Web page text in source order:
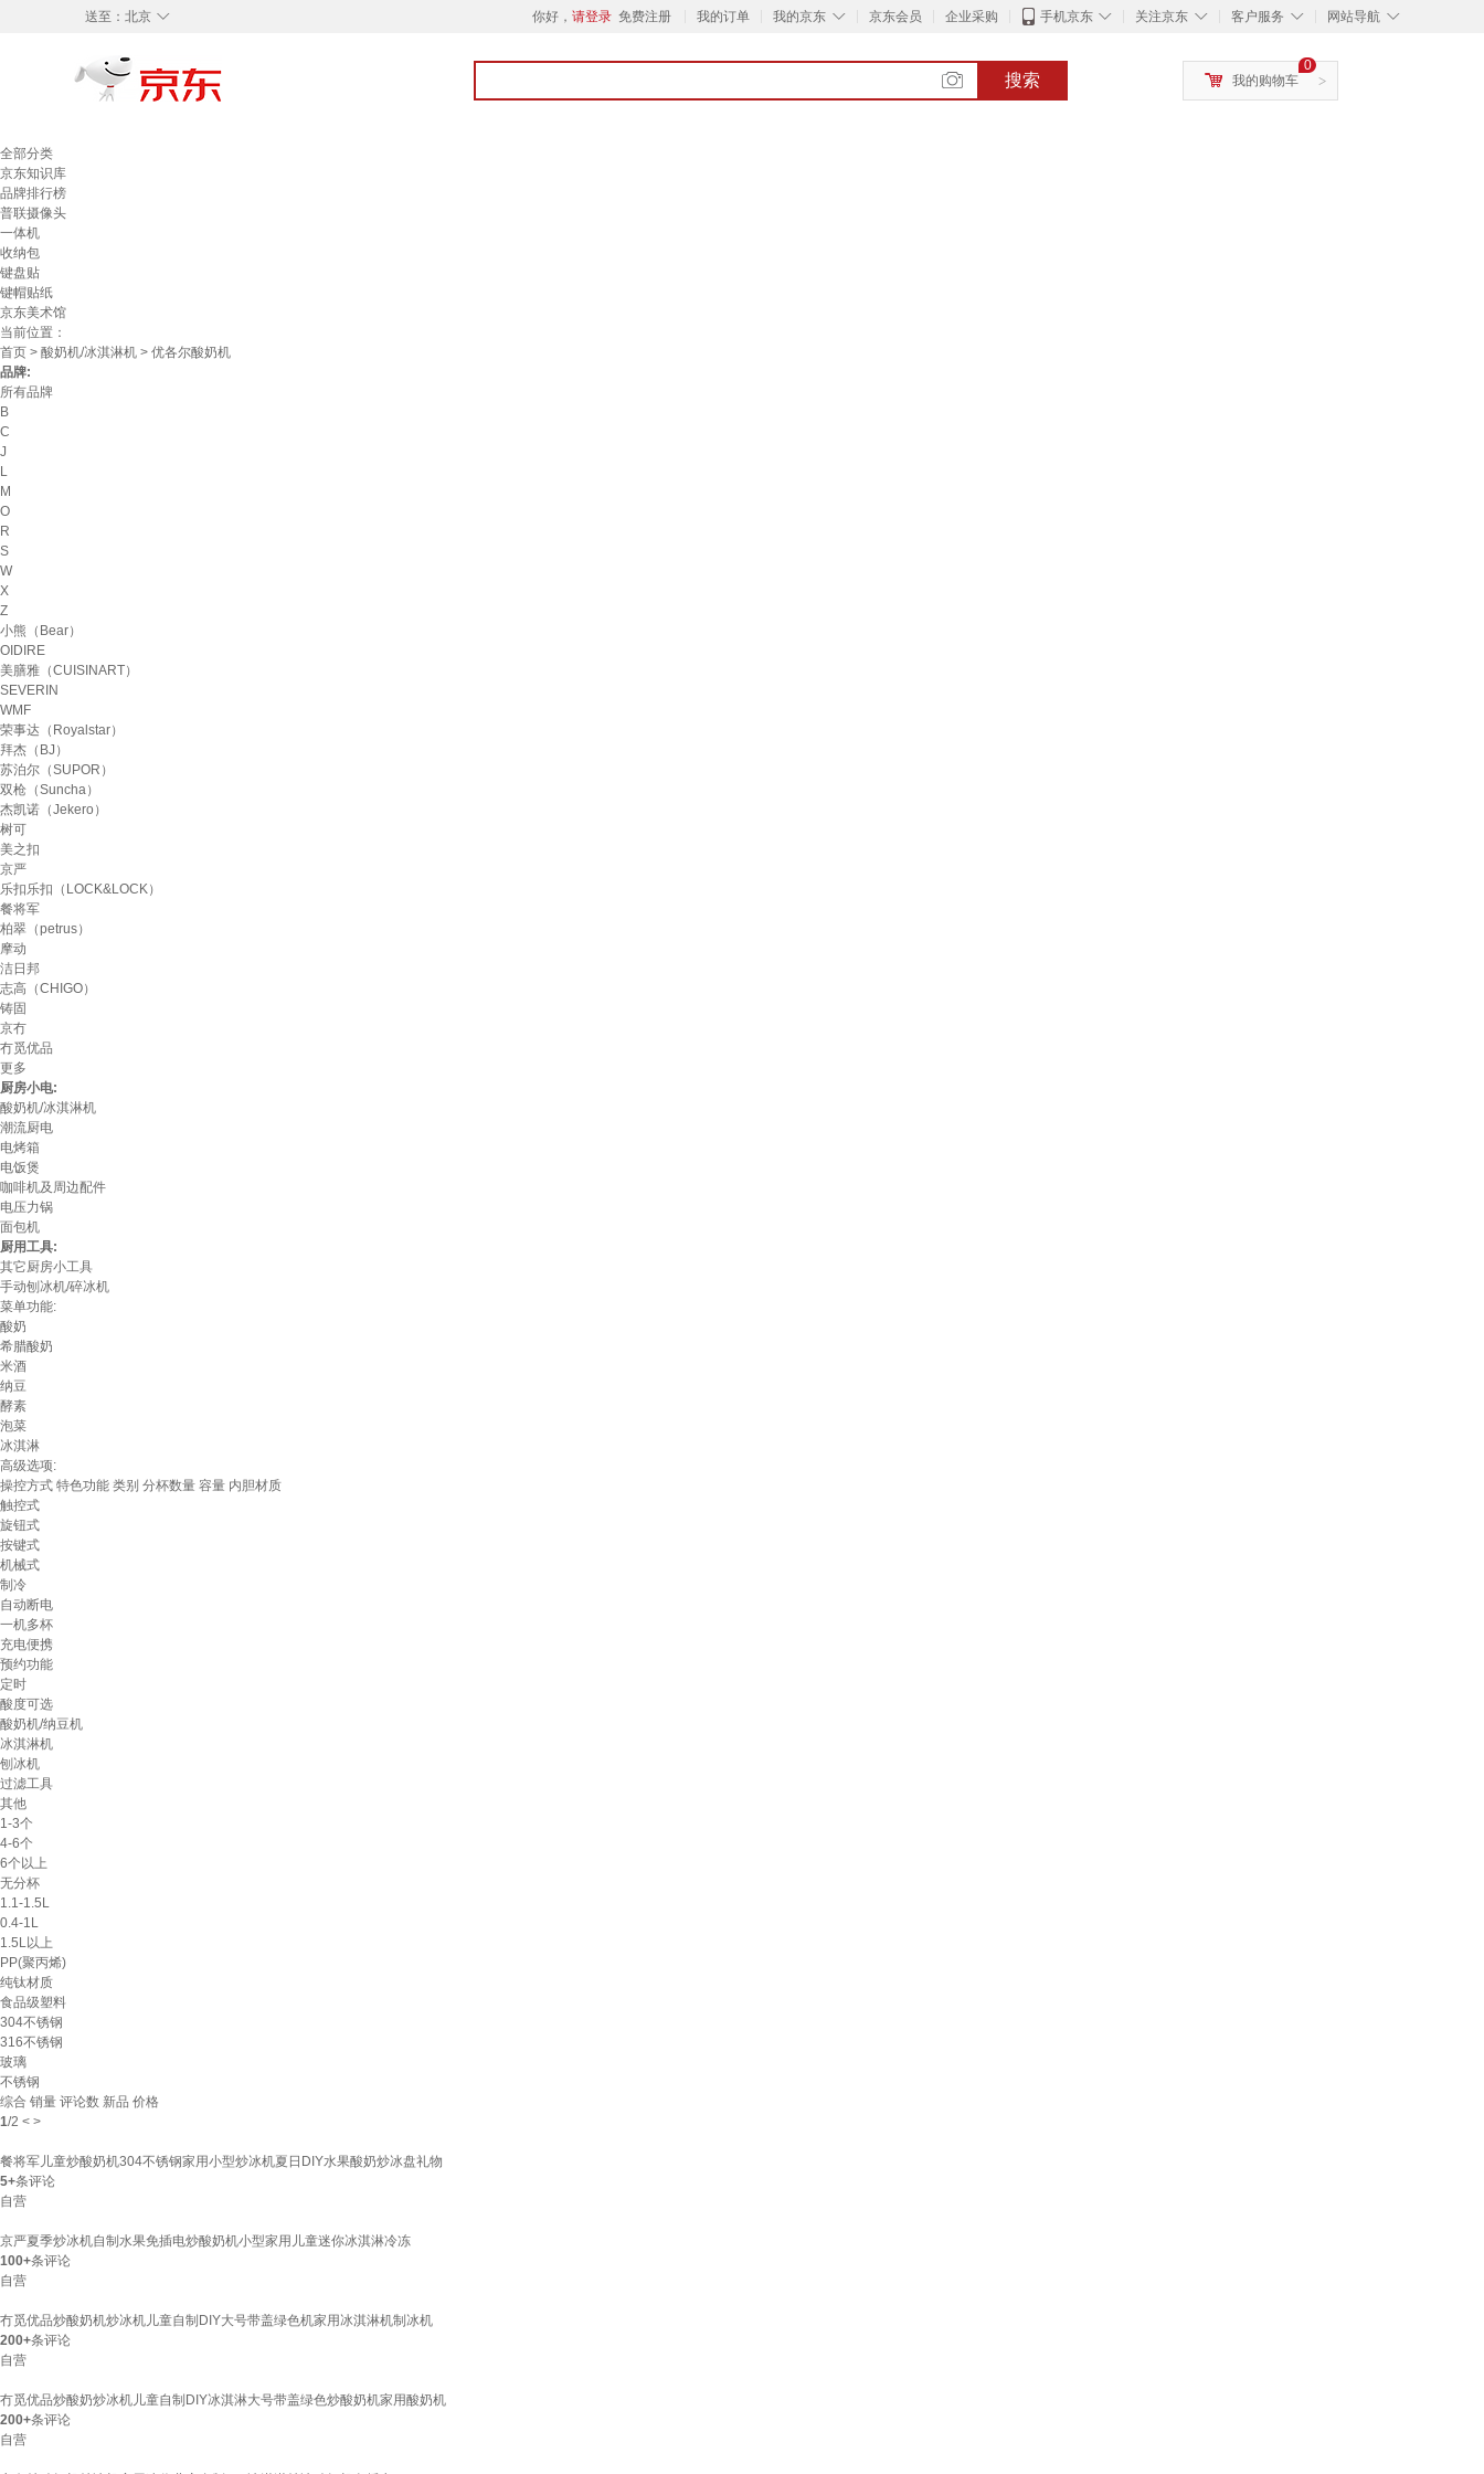
◇
送至： 北京 你好， 请登录 免费注册 我的订单 ◇
我的京东 京东会员 企业采购 ◇
手机京东 ◇
关注京东 ◇
客户服务 ◇
网站导航
搜索 >
0
我的购物车
全部分类
京东知识库
品牌排行榜
普联摄像头
一体机
收纳包
键盘贴
键帽贴纸
京东美术馆
当前位置：
首页 > 酸奶机/冰淇淋机 > 优各尔酸奶机
品牌:
所有品牌
B
C
J
L
M
O
R
S
W
X
Z
小熊（Bear）
OIDIRE
美膳雅（CUISINART）
SEVERIN
WMF
荣事达（Royalstar）
拜杰（BJ）
苏泊尔（SUPOR）
双枪（Suncha）
杰凯诺（Jekero）
树可
美之扣
京严
乐扣乐扣（LOCK&LOCK）
餐将军
柏翠（petrus）
摩动
洁日邦
志高（CHIGO）
铸固
京冇
冇觅优品
更多
厨房小电:
酸奶机/冰淇淋机
潮流厨电
电烤箱
电饭煲
咖啡机及周边配件
电压力锅
面包机
厨用工具:
其它厨房小工具
手动刨冰机/碎冰机
菜单功能:
酸奶
希腊酸奶
米酒
纳豆
酵素
泡菜
冰淇淋
高级选项:
操控方式 特色功能 类别 分杯数量 容量 内胆材质
触控式
旋钮式
按键式
机械式
制冷
自动断电
一机多杯
充电便携
预约功能
定时
酸度可选
酸奶机/纳豆机
冰淇淋机
刨冰机
过滤工具
其他
1-3个
4-6个
6个以上
无分杯
1.1-1.5L
0.4-1L
1.5L以上
PP(聚丙烯)
纯钛材质
食品级塑料
304不锈钢
316不锈钢
玻璃
不锈钢
综合 销量 评论数 新品 价格
1/2 < >
餐将军儿童炒酸奶机304不锈钢家用小型炒冰机夏日DIY水果酸奶炒冰盘礼物
5+条评论
自营
京严夏季炒冰机自制水果免插电炒酸奶机小型家用儿童迷你冰淇淋冷冻
100+条评论
自营
冇觅优品炒酸奶机炒冰机儿童自制DIY大号带盖绿色机家用冰淇淋机制冰机
200+条评论
自营
冇觅优品炒酸奶炒冰机儿童自制DIY冰淇淋大号带盖绿色炒酸奶机家用酸奶机
200+条评论
自营